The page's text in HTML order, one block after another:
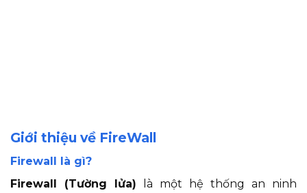
Giới thiệu về FireWall
Firewall là gì?
Firewall (Tường lửa) là một hệ thống an ninh